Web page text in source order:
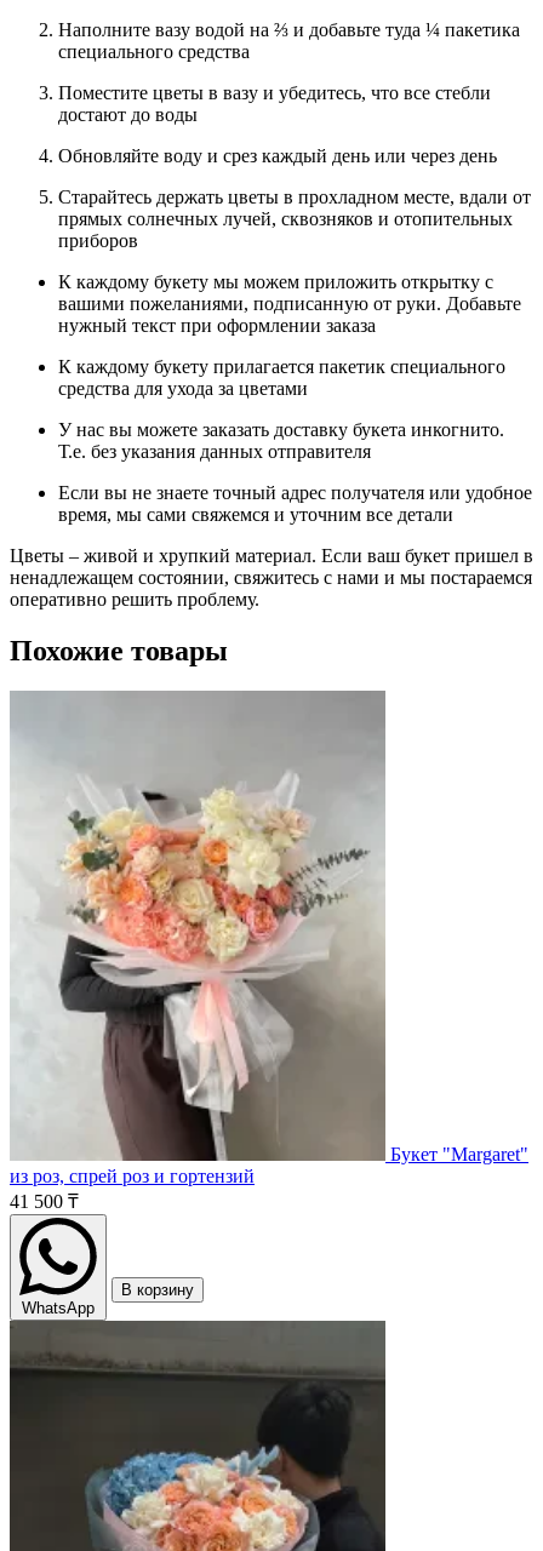
Наполните вазу водой на ⅔ и добавьте туда ¼ пакетика
специального средства
Поместите цветы в вазу и убедитесь, что все стебли
достают до воды
Обновляйте воду и срез каждый день или через день
Старайтесь держать цветы в прохладном месте, вдали от
прямых солнечных лучей, сквозняков и отопительных
приборов
К каждому букету мы можем приложить открытку с
вашими пожеланиями, подписанную от руки. Добавьте
нужный текст при оформлении заказа
К каждому букету прилагается пакетик специального
средства для ухода за цветами
У нас вы можете заказать доставку букета инкогнито.
Т.е. без указания данных отправителя
Если вы не знаете точный адрес получателя или удобное
время, мы сами свяжемся и уточним все детали
Цветы – живой и хрупкий материал. Если ваш букет пришел в
ненадлежащем состоянии, свяжитесь с нами и мы постараемся
оперативно решить проблему.
Похожие товары
Букет "Margaret"
из роз, спрей роз и гортензий
41 500 ₸
WhatsApp
В корзину